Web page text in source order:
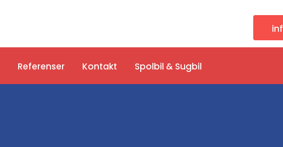
Referenser Kontakt Spolbil & Sugbil